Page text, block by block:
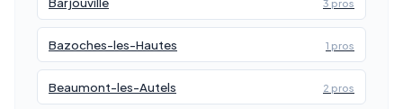
Bazoches-les-Hautes 1 pros
Beaumont-les-Autels 2 pros